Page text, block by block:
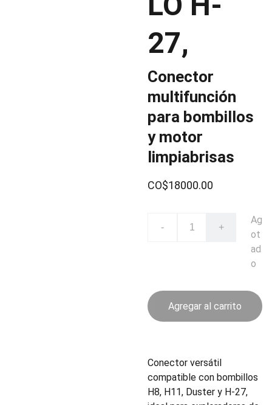
27,
Conector
multifunción
para bombillos
y motor
limpiabrisas
CO$18000.00
- +
Ag
ot
ad
o
Agregar al carrito
Conector versátil
compatible con bombillos
H8, H11, Duster y H-27,